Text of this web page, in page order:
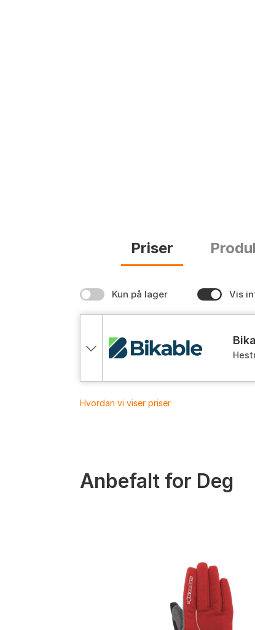
Priser
Kun på lager Vis
Hvordan vi viser priser
Anbefalt for Deg